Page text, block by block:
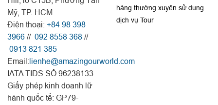
Mỹ, TP. HCM
Điện thoại: +84 98 398
3966 // 092 8558 368 //
0913 821 385
Email:lienhe@amazingourworld.com
IATA TIDS SỐ 96238133
Giấy phép kinh doanh lữ
hành quốc tế: GP79-
hàng thường xuyên sử dụng
dịch vụ Tour